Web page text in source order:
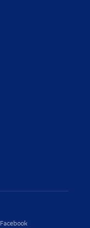
Facebook